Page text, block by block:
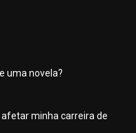
uma novela?
minha carreira de